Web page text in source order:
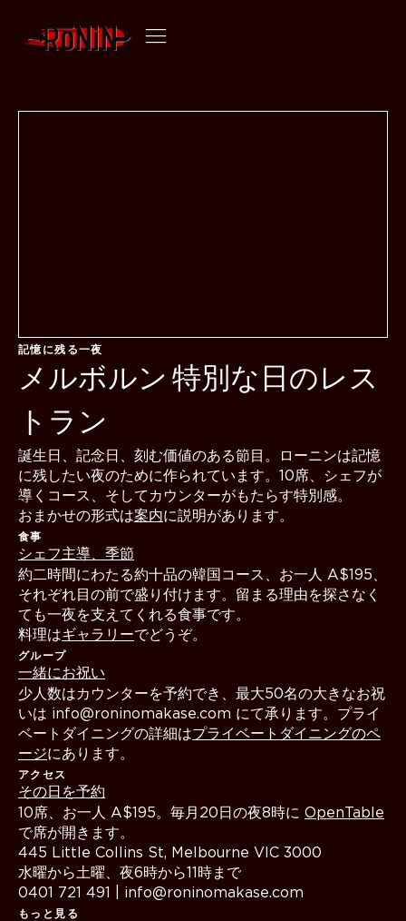
記憶に残る一夜
メルボルン 特別な日のレス
トラン
誕生日、記念日、刻む価値のある節目。ローニンは記憶
に残したい夜のために作られています。10席、シェフが
導くコース、そしてカウンターがもたらす特別感。
おまかせの形式は案内に説明があります。
食事
シェフ主導、季節
約二時間にわたる約十品の韓国コース、お一人 A$195、
それぞれ目の前で盛り付けます。留まる理由を探さなく
ても一夜を支えてくれる食事です。
料理はギャラリーでどうぞ。
グループ
一緒にお祝い
少人数はカウンターを予約でき、最大50名の大きなお祝
いは info@roninomakase.com にて承ります。プライ
ベートダイニングの詳細はプライベートダイニングのペ
ージにあります。
アクセス
その日を予約
10席、お一人 A$195。毎月20日の夜8時に OpenTable
で席が開きます。
445 Little Collins St, Melbourne VIC 3000
水曜から土曜、夜6時から11時まで
0401 721 491 | info@roninomakase.com
もっと見る